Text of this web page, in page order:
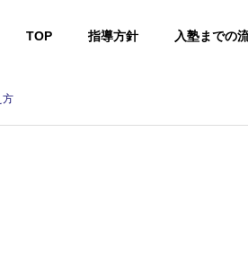
TOP 指導方針 入塾までの
方